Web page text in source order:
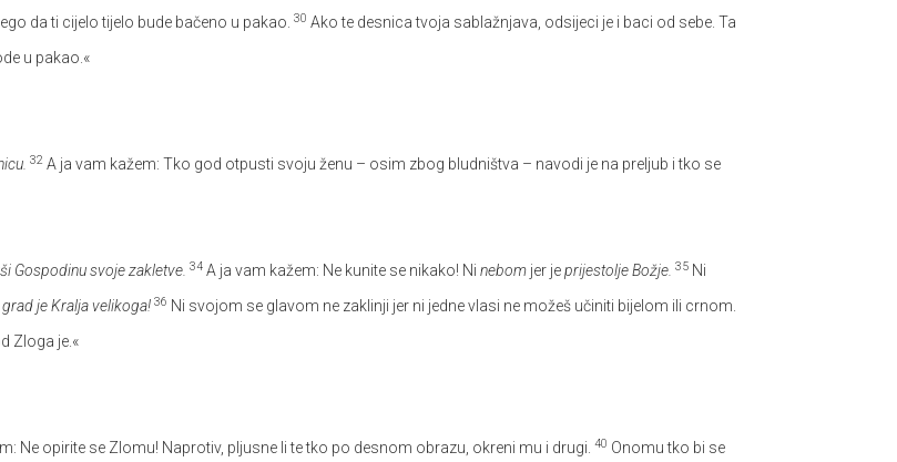
da ti cijelo tijelo bude bačeno u pakao. 30 Ako te desnica tvoja sablažnjava, odsijeci je i baci od sebe. Ta
u pakao.«
32 A ja vam kažem: Tko god otpusti svoju ženu – osim zbog bludništva – navodi je na preljub i tko se
Gospodinu svoje zakletve. 34 A ja vam kažem: Ne kunite se nikako! Ni nebom jer jeprijestolje Božje. 35 Ni
grad je Kralja velikoga! 36 Ni svojom se glavom ne zaklinji jer ni jedne vlasi ne možeš učiniti bijelom ili crnom.
Zloga je.«
Ne opirite se Zlomu! Naprotiv, pljusne li te tko po desnom obrazu, okreni mu i drugi. 40 Onomu tko bi se